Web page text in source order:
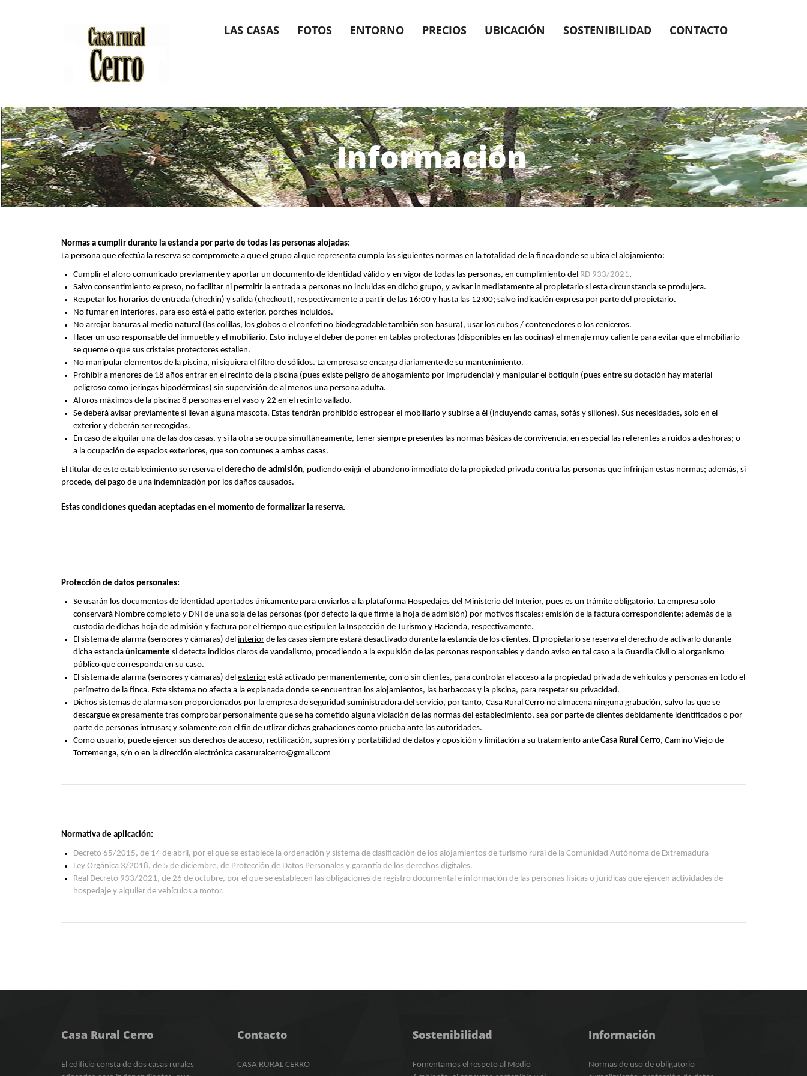
LAS CASAS FOTOS ENTORNO PRECIOS UBICACIÓN SOSTENIBILIDAD CONTACTO
Información
Normas a cumplir durante la estancia por parte de todas las personas alojadas:
La persona que efectúa la reserva se compromete a que el grupo al que representa cumpla las siguientes normas en la totalidad de la finca donde se ubica el alojamiento:
Cumplir el aforo comunicado previamente y aportar un documento de identidad válido y en vigor de todas las personas, en cumplimiento del RD 933/2021.
Salvo consentimiento expreso, no facilitar ni permitir la entrada a personas no incluidas en dicho grupo, y avisar inmediatamente al propietario si esta circunstancia se produjera.
Respetar los horarios de entrada (checkin) y salida (checkout), respectivamente a partir de las 16:00 y hasta las 12:00; salvo indicación expresa por parte del propietario.
No fumar en interiores, para eso está el patio exterior, porches incluidos.
No arrojar basuras al medio natural (las colillas, los globos o el confeti no biodegradable también son basura), usar los cubos / contenedores o los ceniceros.
Hacer un uso responsable del inmueble y el mobiliario. Esto incluye el deber de poner en tablas protectoras (disponibles en las cocinas) el menaje muy caliente para evitar que el mobiliario
se queme o que sus cristales protectores estallen.
No manipular elementos de la piscina, ni siquiera el filtro de sólidos. La empresa se encarga diariamente de su mantenimiento.
Prohibir a menores de 18 años entrar en el recinto de la piscina (pues existe peligro de ahogamiento por imprudencia) y manipular el botiquín (pues entre su dotación hay material
peligroso como jeringas hipodérmicas) sin supervisión de al menos una persona adulta.
Aforos máximos de la piscina: 8 personas en el vaso y 22 en el recinto vallado.
Se deberá avisar previamente si llevan alguna mascota. Estas tendrán prohibido estropear el mobiliario y subirse a él (incluyendo camas, sofás y sillones). Sus necesidades, solo en el
exterior y deberán ser recogidas.
En caso de alquilar una de las dos casas, y si la otra se ocupa simultáneamente, tener siempre presentes las normas básicas de convivencia, en especial las referentes a ruidos a deshoras; o
a la ocupación de espacios exteriores, que son comunes a ambas casas.
El titular de este establecimiento se reserva el derecho de admisión, pudiendo exigir el abandono inmediato de la propiedad privada contra las personas que infrinjan estas normas; además, si
procede, del pago de una indemnización por los daños causados.
Estas condiciones quedan aceptadas en el momento de formalizar la reserva.
Protección de datos personales:
Se usarán los documentos de identidad aportados únicamente para enviarlos a la plataforma Hospedajes del Ministerio del Interior, pues es un trámite obligatorio. La empresa solo
conservará Nombre completo y DNI de una sola de las personas (por defecto la que firme la hoja de admisión) por motivos fiscales: emisión de la factura correspondiente; además de la
custodia de dichas hoja de admisión y factura por el tiempo que estipulen la Inspección de Turismo y Hacienda, respectivamente.
El sistema de alarma (sensores y cámaras) del interior de las casas siempre estará desactivado durante la estancia de los clientes. El propietario se reserva el derecho de activarlo durante
dicha estancia únicamente si detecta indicios claros de vandalismo, procediendo a la expulsión de las personas responsables y dando aviso en tal caso a la Guardia Civil o al organismo
público que corresponda en su caso.
El sistema de alarma (sensores y cámaras) del exterior está activado permanentemente, con o sin clientes, para controlar el acceso a la propiedad privada de vehículos y personas en todo el
perímetro de la finca. Este sistema no afecta a la explanada donde se encuentran los alojamientos, las barbacoas y la piscina, para respetar su privacidad.
Dichos sistemas de alarma son proporcionados por la empresa de seguridad suministradora del servicio, por tanto, Casa Rural Cerro no almacena ninguna grabación, salvo las que se
descargue expresamente tras comprobar personalmente que se ha cometido alguna violación de las normas del establecimiento, sea por parte de clientes debidamente identificados o por
parte de personas intrusas; y solamente con el fin de utlizar dichas grabaciones como prueba ante las autoridades.
Como usuario, puede ejercer sus derechos de acceso, rectificación, supresión y portabilidad de datos y oposición y limitación a su tratamiento ante Casa Rural Cerro, Camino Viejo de
Torremenga, s/n o en la dirección electrónica casaruralcerro@gmail.com
Normativa de aplicación:
Decreto 65/2015, de 14 de abril, por el que se establece la ordenación y sistema de clasificación de los alojamientos de turismo rural de la Comunidad Autónoma de Extremadura
Ley Orgánica 3/2018, de 5 de diciembre, de Protección de Datos Personales y garantía de los derechos digitales.
Real Decreto 933/2021, de 26 de octubre, por el que se establecen las obligaciones de registro documental e información de las personas físicas o jurídicas que ejercen actividades de
hospedaje y alquiler de vehículos a motor.
Casa Rural Cerro
El edificio consta de dos casas rurales
Contacto
CASA RURAL CERRO
Sostenibilidad
Fomentamos el respeto al Medio
Información
Normas de uso de obligatorio